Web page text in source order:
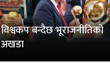
विश्वकप बन्दैछ भूराजनीतिको
अखडा